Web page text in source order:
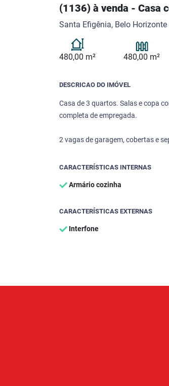
(1136) à venda - Casa
Santa Efigênia, Belo Horizonte
480,00 m² 480,00 m²
DESCRICAO DO IMÓVEL
Casa de 3 quartos. Salas e copa
completa de empregada.
2 vagas de garagem, cobertas e
CARACTERÍSTICAS INTERNAS
Armário cozinha
CARACTERÍSTICAS EXTERNAS
Interfone